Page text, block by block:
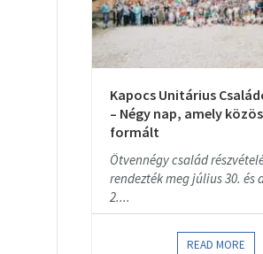
Kapocs Unitárius
– Négy nap, amely
formált
Ötvennégy család
rendezték meg július 30. és
2....
READ MORE